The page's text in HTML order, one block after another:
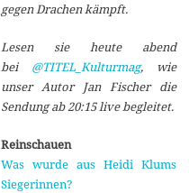
gegen Drachen kämpft.
Lesen sie heute abend
bei @TITEL_Kulturmag, wie
unser Autor Jan Fischer die
Sendung ab 20:15 live begleitet.
Reinschauen
Was wurde aus Heidi Klums
Siegerinnen?